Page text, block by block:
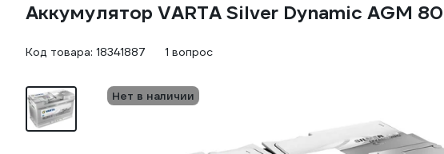
Аккумулятор VARTA Silver Dynamic AGM
Код товара: 18341887 1 вопрос
Нет в наличии